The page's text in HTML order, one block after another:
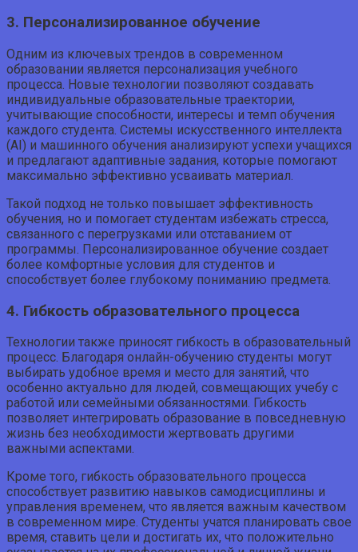
3. Персонализированное обучение
Одним из ключевых трендов в современном
образовании является персонализация учебного
процесса. Новые технологии позволяют создавать
индивидуальные образовательные траектории,
учитывающие способности, интересы и темп обучения
каждого студента. Системы искусственного интеллекта
(AI) и машинного обучения анализируют успехи учащихся
и предлагают адаптивные задания, которые помогают
максимально эффективно усваивать материал.
Такой подход не только повышает эффективность
обучения, но и помогает студентам избежать стресса,
связанного с перегрузками или отставанием от
программы. Персонализированное обучение создает
более комфортные условия для студентов и
способствует более глубокому пониманию предмета.
4. Гибкость образовательного процесса
Технологии также приносят гибкость в образовательный
процесс. Благодаря онлайн-обучению студенты могут
выбирать удобное время и место для занятий, что
особенно актуально для людей, совмещающих учебу с
работой или семейными обязанностями. Гибкость
позволяет интегрировать образование в повседневную
жизнь без необходимости жертвовать другими
важными аспектами.
Кроме того, гибкость образовательного процесса
способствует развитию навыков самодисциплины и
управления временем, что является важным качеством
в современном мире. Студенты учатся планировать свое
время, ставить цели и достигать их, что положительно